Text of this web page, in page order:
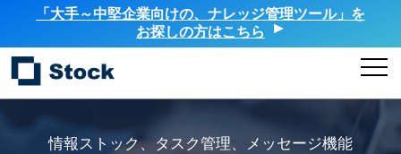
「大手～中堅企業向けの、ナレッジ管理ツール」を
お探しの方はこちら
情報ストック、タスク管理、メッセージ機能